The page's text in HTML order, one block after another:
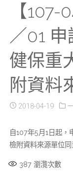
【
／01
健保重
附資料
2018-04-19
自107年5月1日起，
檢附資料來源單位
387瀏灠次數